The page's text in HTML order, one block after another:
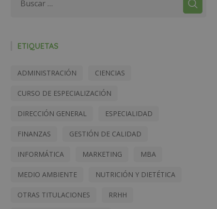
ETIQUETAS
ADMINISTRACIÓN CIENCIAS
CURSO DE ESPECIALIZACIÓN
DIRECCIÓN GENERAL ESPECIALIDAD
FINANZAS GESTIÓN DE CALIDAD
INFORMÁTICA MARKETING MBA
MEDIO AMBIENTE NUTRICIÓN Y DIETÉTICA
OTRAS TITULACIONES RRHH